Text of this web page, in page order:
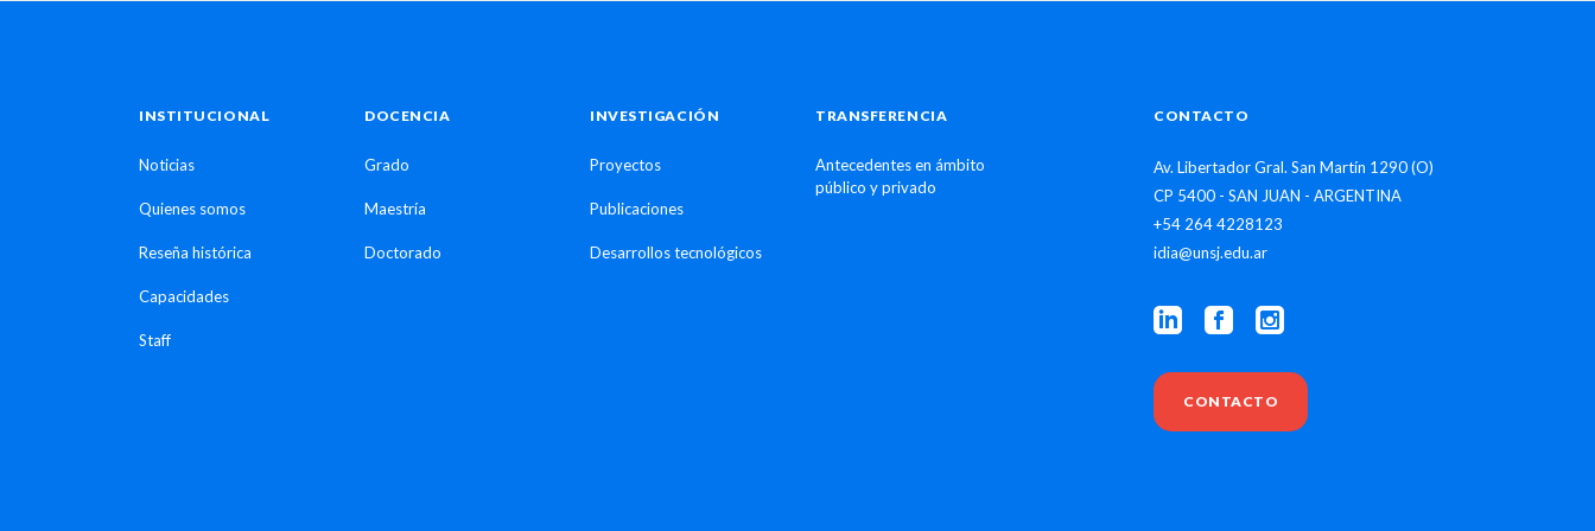
INSTITUCIONAL
Noticias
Quienes somos
Reseña histórica
Capacidades
Staff
DOCENCIA
Grado
Maestría
Doctorado
INVESTIGACIÓN
Proyectos
Publicaciones
Desarrollos tecnológicos
TRANSFERENCIA
Antecedentes en ámbito
público y privado
CONTACTO
Av. Libertador Gral. San Martín 1290 (O)
CP 5400 - SAN JUAN - ARGENTINA
+54 264 4228123
idia@unsj.edu.ar
CONTACTO